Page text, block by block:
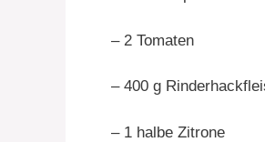
– 2 Tomaten
– 400 g
– 1 halbe Zitrone